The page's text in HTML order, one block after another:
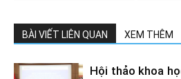
BÀI VIẾT LIÊN QUAN XEM THÊM
Hội thảo khoa